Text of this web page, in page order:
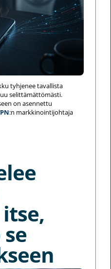
tyhjenee tavallista
selittämättömästi.
on asennettu
:n markkinointijohtaja